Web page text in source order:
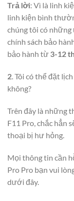
Trả lời: Vì là linh
linh kiện bình
chúng tôi có những
chính sách bảo
bảo hành từ 3-12
2. Tôi có thể đặt
không?
Trên đây là những
F11 Pro, chắc hẳn
thoại bị hư hỏng.
Mọi thông tin cần
Pro Pro bạn vui
dưới đây.